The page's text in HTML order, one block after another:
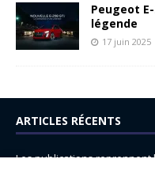
Peugeot
légende
17 juin 2025
ARTICLES RÉCENTS
Les publications